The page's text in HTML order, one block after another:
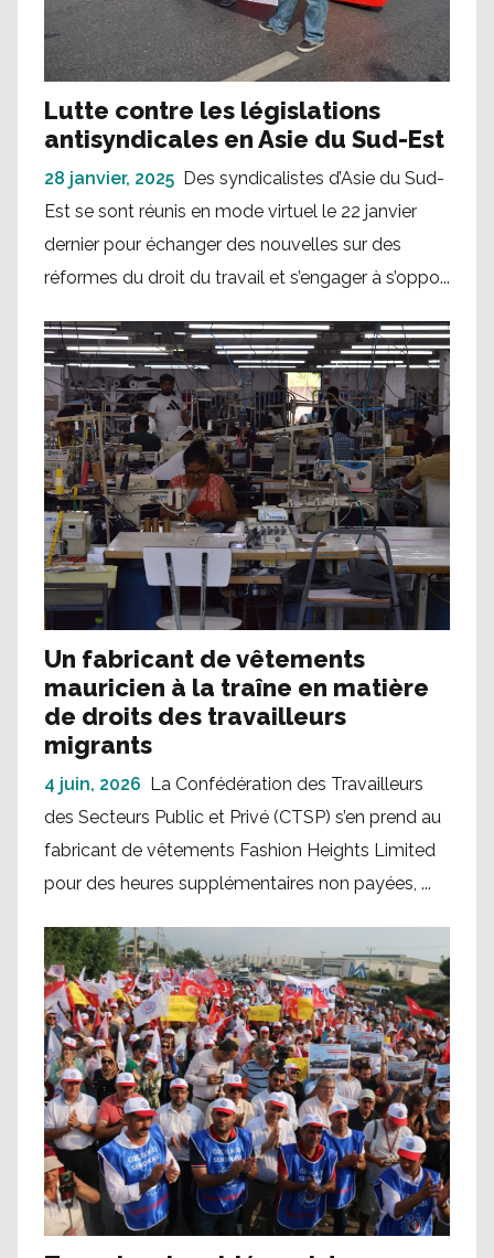
Lutte contre les législations
antisyndicales en Asie du Sud-Est
28 janvier, 2025 Des syndicalistes d’Asie du Sud-
Est se sont réunis en mode virtuel le 22 janvier
dernier pour échanger des nouvelles sur des
réformes du droit du travail et s’engager à s’oppo...
Un fabricant de vêtements
mauricien à la traîne en matière
de droits des travailleurs
migrants
4 juin, 2026
La Confédération des Travailleurs
des Secteurs Public et Privé (CTSP) s’en prend au
fabricant de vêtements Fashion Heights Limited
pour des heures supplémentaires non payées, ...